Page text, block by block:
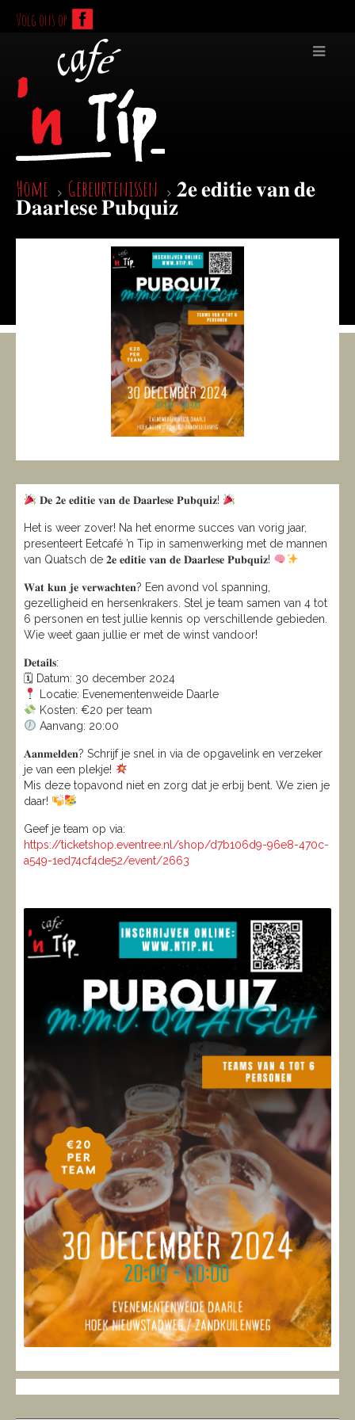
Volg ons op
Home Gebeurtenissen 𝟐𝐞 𝐞𝐝𝐢𝐭𝐢𝐞 𝐯𝐚𝐧 𝐝𝐞
𝐃𝐚𝐚𝐫𝐥𝐞𝐬𝐞 𝐏𝐮𝐛𝐪𝐮𝐢𝐳
𝐃𝐞 𝟐𝐞 𝐞𝐝𝐢𝐭𝐢𝐞 𝐯𝐚𝐧 𝐝𝐞 𝐃𝐚𝐚𝐫𝐥𝐞𝐬𝐞 𝐏𝐮𝐛𝐪𝐮𝐢𝐳!
Het is weer zover! Na het enorme succes van vorig jaar,
presenteert Eetcafé ’n Tip in samenwerking met de mannen
van Quatsch de 𝟐𝐞 𝐞𝐝𝐢𝐭𝐢𝐞 𝐯𝐚𝐧 𝐝𝐞 𝐃𝐚𝐚𝐫𝐥𝐞𝐬𝐞 𝐏𝐮𝐛𝐪𝐮𝐢𝐳!
𝐖𝐚𝐭 𝐤𝐮𝐧 𝐣𝐞 𝐯𝐞𝐫𝐰𝐚𝐜𝐡𝐭𝐞𝐧? Een avond vol spanning,
gezelligheid en hersenkrakers. Stel je team samen van 4 tot
6 personen en test jullie kennis op verschillende gebieden.
Wie weet gaan jullie er met de winst vandoor!
𝐃𝐞𝐭𝐚𝐢𝐥𝐬:
🗓 Datum: 30 december 2024
Locatie: Evenementenweide Daarle
Kosten: €20 per team
Aanvang: 20:00
𝐀𝐚𝐧𝐦𝐞𝐥𝐝𝐞𝐧? Schrijf je snel in via de opgavelink en verzeker
je van een plekje!
Mis deze topavond niet en zorg dat je erbij bent. We zien je
daar!
Geef je team op via:
https://ticketshop.eventree.nl/shop/d7b106d9-96e8-470c-
a549-1ed74cf4de52/event/2663